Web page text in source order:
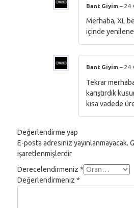
Bant Giyim – 24
Merhaba, XL
içinde
Bant Giyim – 24
Tekrar
karıştırdık
kısa vadede
Değerlendirme yap
E-posta adresiniz yayınlanmayacak.
işaretlenmişlerdir
Derecelendirmeniz *
Değerlendirmeniz *